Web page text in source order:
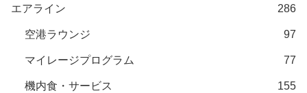
エアライン 286
空港ラウンジ 97
マイレージプログラム 77
機内食・サービス 155